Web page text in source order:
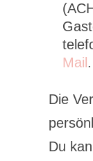
Mail .
Die
Du